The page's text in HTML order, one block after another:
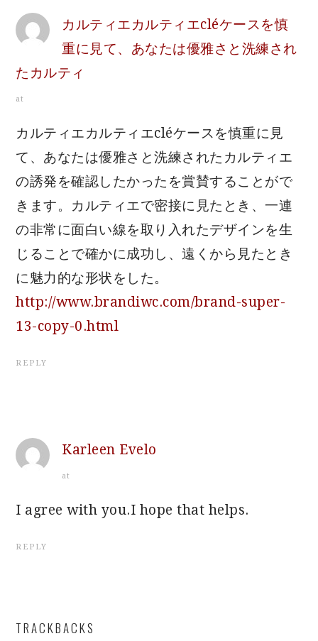
カルティエカルティエcléケースを慎
重に見て、あなたは優雅さと洗練され
たカルティ
at
カルティエカルティエcléケースを慎重に見
て、あなたは優雅さと洗練されたカルティエ
の誘発を確認したかったを賞賛することがで
きます。カルティエで密接に見たとき、一連
の非常に面白い線を取り入れたデザインを生
じることで確かに成功し、遠くから見たとき
に魅力的な形状をした。
http://www.brandiwc.com/brand-super-
13-copy-0.html
REPLY
Karleen Evelo
at
I agree with you.I hope that helps.
REPLY
TRACKBACKS